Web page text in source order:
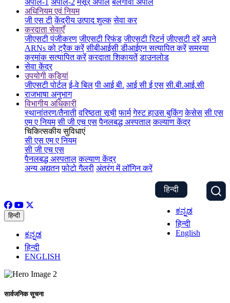
अपील-1 अपील-2 मैसूर अपील बेलगावी अपील
अधिनियम एवं नियम
जी एस टी केंद्रीय उत्पाद शुल्क सेवा कर
करदाता सेवाएँ
जीएसटी पंजीकरण जीएसटी रिफंड जीएसटी रिटर्न जीएसटी दरें अपने
ARNs को ट्रैक करें सीबीआईसी डीआईएन सत्यापित करें समस्या
क्रमांक सत्यापित करें करदाता शिकायतें डाउनलोड
सेवा केंद्र
उपयोगी कड़ियां
जीएसटी पोर्टल ई-वे बिल पी आई बी. आई सी ई एस सी.बी.आई.सी
राजभाषा अनुभाग
विभागीय अधिकारी
स्थानांतरण/तैनाती वरिष्ठता सूची फार्म गेस्ट हाउस बुकिंग केसेस सी एस
एम ए नियम सी जी एच एस पैनलबद्ध अस्पताल कल्याण केंद्र
चिकित्सकीय सुविधाएं
सी एस एम ए नियम
सी जी एच एस
पैनलबद्ध अस्पताल कल्याण केंद्र
अन्य अद्यतन फोटो गैलरी अंतरंग में लॉगिन करें
हिन्दी
ಕನ್ನಡ
हिन्दी
English
हिन्दी
ಕನ್ನಡ
हिन्दी
ENGLISH
सार्वजनिक सूचना